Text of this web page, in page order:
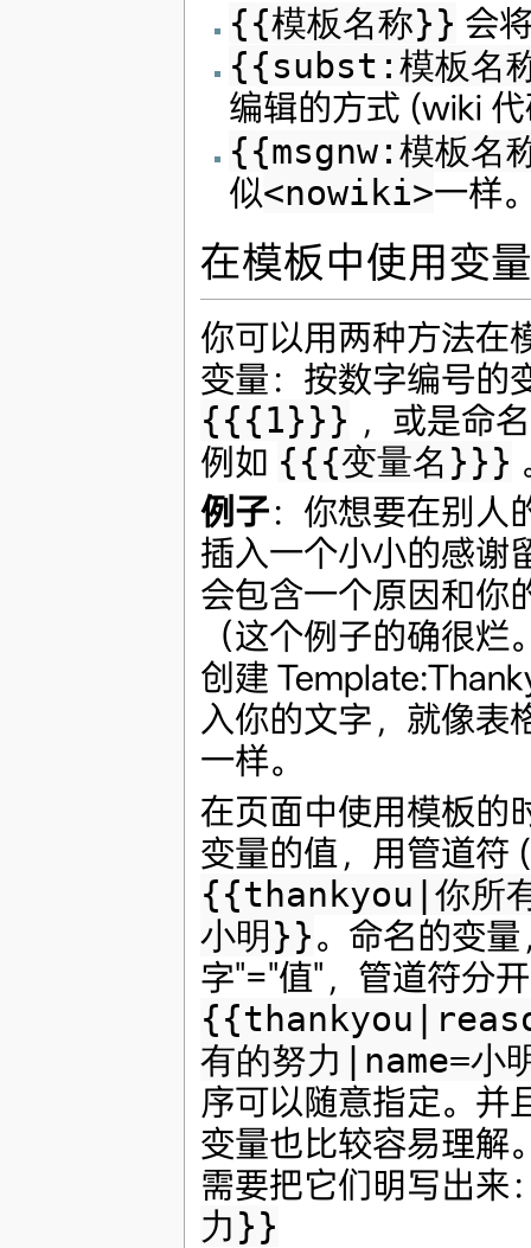
{{模板名称}} 会
{{subst:模板名
编辑的方式 (wiki
{{msgnw:模板名
似<nowiki>一样
在模板中使用变量
你可以用两种方法在
变量：按数字编号的
{{{1}}} ，或是命
例如 {{{变量名}}}
例子：你想要在别人
插入一个小小的感谢
会包含一个原因和你
（这个例子的确很烂
创建
入你的文字，就像表
一样。
在页面中使用模板的
变量的值，用管道符
{{thankyou|你所
小明}}。命名的变量
字"="值"，管道符分
有的努力|name=小
序可以随意指定。并
变量也比较容易理解
需要把它们明写出来
力}}